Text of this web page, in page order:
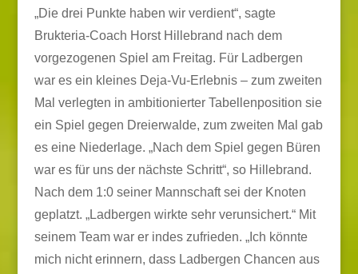
„Die drei Punkte haben wir verdient“, sagte
Brukteria-Coach Horst Hillebrand nach dem
vorgezogenen Spiel am Freitag. Für Ladbergen
war es ein kleines Deja-Vu-Erlebnis – zum zweiten
Mal verlegten in ambitionierter Tabellenposition sie
ein Spiel gegen Dreierwalde, zum zweiten Mal gab
es eine Niederlage. „Nach dem Spiel gegen Büren
war es für uns der nächste Schritt“, so Hillebrand.
Nach dem 1:0 seiner Mannschaft sei der Knoten
geplatzt. „Ladbergen wirkte sehr verunsichert.“ Mit
seinem Team war er indes zufrieden. „Ich könnte
mich nicht erinnern, dass Ladbergen Chancen aus